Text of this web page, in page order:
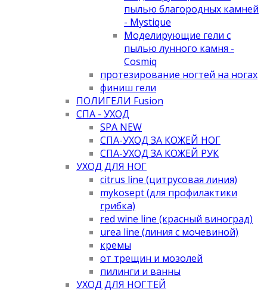
пылью благородных камней
- Mystique
Моделирующие гели с
пылью лунного камня -
Cosmiq
протезирование ногтей на ногах
финиш гели
ПОЛИГЕЛИ Fusion
СПА - УХОД
SPA NEW
СПА-УХОД ЗА КОЖЕЙ НОГ
СПА-УХОД ЗА КОЖЕЙ РУК
УХОД ДЛЯ НОГ
citrus line (цитрусовая линия)
mykosept (для профилактики
грибка)
red wine line (красный виноград)
urea line (линия с мочевиной)
кремы
от трещин и мозолей
пилинги и ванны
УХОД ДЛЯ НОГТЕЙ